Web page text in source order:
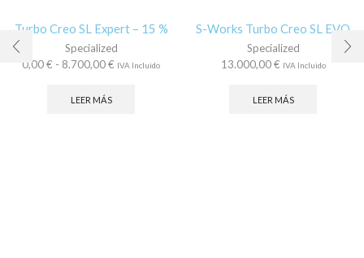
Turbo Creo SL Expert – 15 %
Specialized
0,00€ - 8.700,00€ Rango
IVA Incluido
LEER MÁS
S-Works Turbo Creo SL EVO
Specialized
13.000,00€ IVA Incluido
LEER MÁS